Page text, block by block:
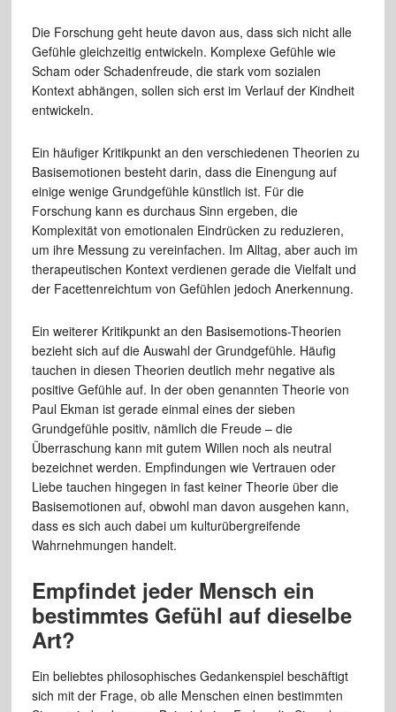
Die Forschung geht heute davon aus, dass sich nicht alle
Gefühle gleichzeitig entwickeln. Komplexe Gefühle wie
Scham oder Schadenfreude, die stark vom sozialen
Kontext abhängen, sollen sich erst im Verlauf der Kindheit
entwickeln.
Ein häufiger Kritikpunkt an den verschiedenen Theorien zu
Basisemotionen besteht darin, dass die Einengung auf
einige wenige Grundgefühle künstlich ist. Für die
Forschung kann es durchaus Sinn ergeben, die
Komplexität von emotionalen Eindrücken zu reduzieren,
um ihre Messung zu vereinfachen. Im Alltag, aber auch im
therapeutischen Kontext verdienen gerade die Vielfalt und
der Facettenreichtum von Gefühlen jedoch Anerkennung.
Ein weiterer Kritikpunkt an den Basisemotions-Theorien
bezieht sich auf die Auswahl der Grundgefühle. Häufig
tauchen in diesen Theorien deutlich mehr negative als
positive Gefühle auf. In der oben genannten Theorie von
Paul Ekman ist gerade einmal eines der sieben
Grundgefühle positiv, nämlich die Freude – die
Überraschung kann mit gutem Willen noch als neutral
bezeichnet werden. Empfindungen wie Vertrauen oder
Liebe tauchen hingegen in fast keiner Theorie über die
Basisemotionen auf, obwohl man davon ausgehen kann,
dass es sich auch dabei um kulturübergreifende
Wahrnehmungen handelt.
Empfindet jeder Mensch ein
bestimmtes Gefühl auf dieselbe
Art?
Ein beliebtes philosophisches Gedankenspiel beschäftigt
sich mit der Frage, ob alle Menschen einen bestimmten